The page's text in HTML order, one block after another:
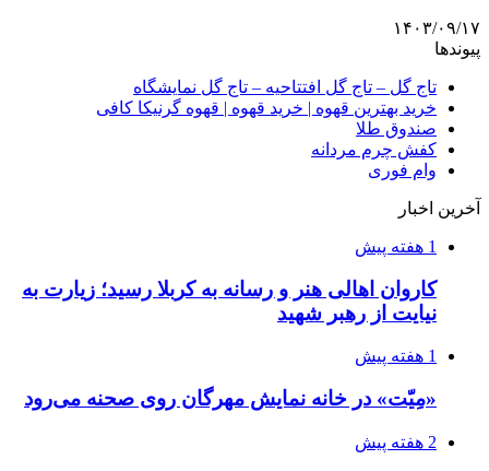
۱۴۰۳/۰۹/۱۷
پیوندها
تاج گل – تاج گل افتتاحیه – تاج گل نمایشگاه
خرید بهترین قهوه | خرید قهوه | قهوه گرنیکا کافی
صندوق طلا
کفش چرم مردانه
وام فوری
آخرین اخبار
1 هفته پیش
کاروان اهالی هنر و رسانه به کربلا رسید؛ زیارت به
نیایت از رهبر شهید
1 هفته پیش
«مِیّت» در خانه نمایش مهرگان روی صحنه می‌رود
2 هفته پیش